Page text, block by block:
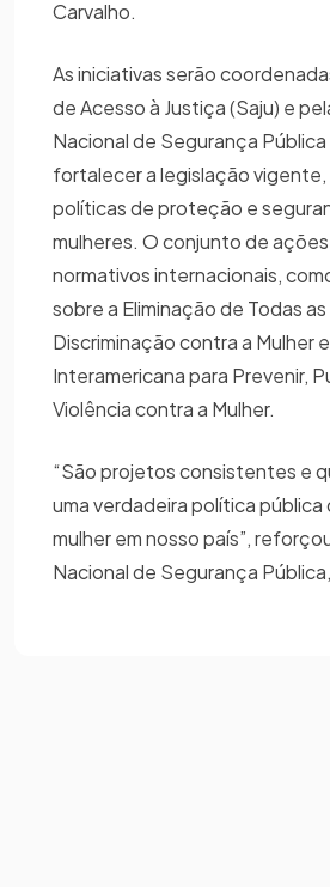
Carvalho.
As iniciativas serão
de Acesso à Justiça (Saju) e
Nacional de Segurança Pública
fortalecer a legislação
políticas de proteção e
mulheres. O conjunto de
normativos internacionais,
sobre a Eliminação de Todas
Discriminação contra a Mulher
Interamericana para Prevenir,
Violência contra a Mulher.
“São projetos consistentes e
uma verdadeira política
mulher em nosso país”,
Nacional de Segurança